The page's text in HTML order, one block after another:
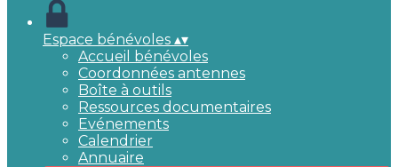
Espace bénévoles ▴▾
Accueil bénévoles
Coordonnées antennes
Boîte à outils
Ressources documentaires
Evénements
Calendrier
Annuaire